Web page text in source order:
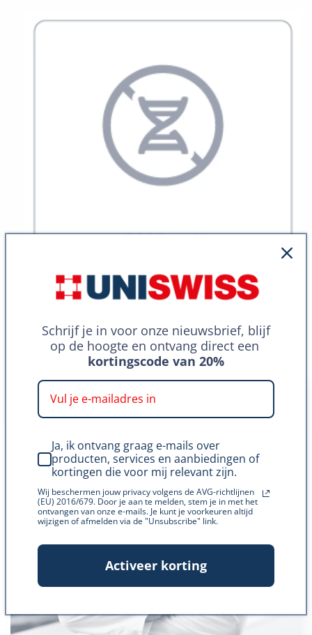
Schrijf je in voor onze nieuwsbrief, blijf
op de hoogte en ontvang direct een
kortingscode van 20%
Ja, ik ontvang graag e-mails over
producten, services en aanbiedingen of
kortingen die voor mij relevant zijn.
Wij beschermen jouw privacy volgens de AVG-richtlijnen
(EU) 2016/679. Door je aan te melden, stem je in met het
ontvangen van onze e-mails. Je kunt je voorkeuren altijd
wijzigen of afmelden via de "Unsubscribe" link.
Activeer korting